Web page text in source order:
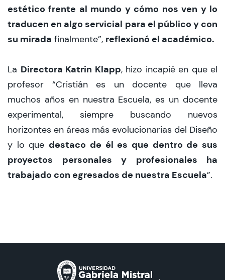
estético frente al mundo y cómo nos ven y lo
traducen en algo servicial para el público y con
su mirada finalmente”, reflexionó el académico.
La Directora Katrin Klapp, hizo incapié en que el
profesor “Cristián es un docente que lleva
muchos años en nuestra Escuela, es un docente
experimental, siempre buscando nuevos
horizontes en áreas más evolucionarias del Diseño
y lo que destaco de él es que dentro de sus
proyectos personales y profesionales ha
trabajado con egresados de nuestra Escuela”.